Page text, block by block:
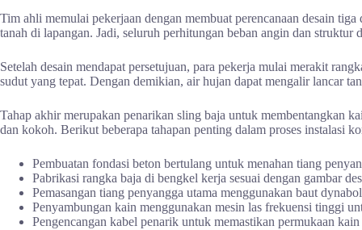
Tim ahli memulai pekerjaan dengan membuat perencanaan desain
tanah di lapangan. Jadi, seluruh perhitungan beban angin dan struktur
Setelah desain mendapat persetujuan, para pekerja mulai merakit
sudut yang tepat. Dengan demikian, air hujan dapat mengalir lancar
Tahap akhir merupakan penarikan sling baja untuk membentangkan
dan kokoh. Berikut beberapa tahapan penting dalam proses instalasi
Pembuatan fondasi beton bertulang untuk menahan tiang
Pabrikasi rangka baja di bengkel kerja sesuai dengan gambar
Pemasangan tiang penyangga utama menggunakan baut
Penyambungan kain menggunakan mesin las frekuensi tinggi
Pengencangan kabel penarik untuk memastikan permukaan